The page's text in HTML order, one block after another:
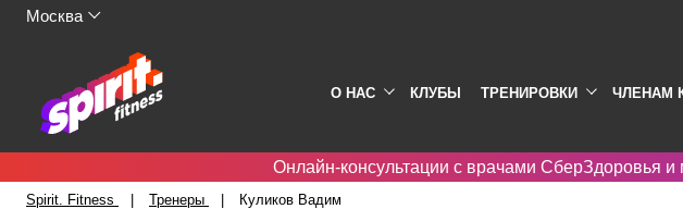
Москва
О НАС КЛУБЫ ТРЕНИРОВКИ ЧЛЕНАМ
Онлайн-консультации с врачами СберЗдоровья
Spirit. Fitness Тренеры Куликов Вадим